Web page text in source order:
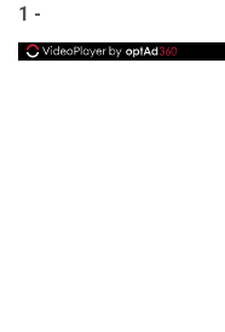
1 -